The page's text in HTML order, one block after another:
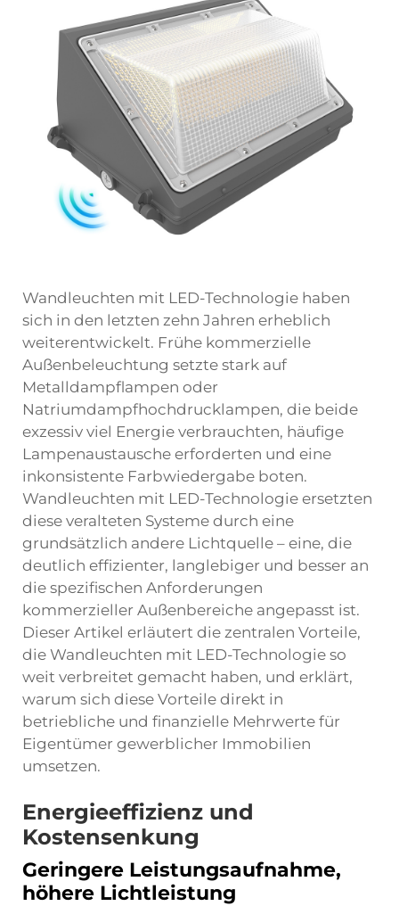
Wandleuchten mit LED-Technologie haben
sich in den letzten zehn Jahren erheblich
weiterentwickelt. Frühe kommerzielle
Außenbeleuchtung setzte stark auf
Metalldampflampen oder
Natriumdampfhochdrucklampen, die beide
exzessiv viel Energie verbrauchten, häufige
Lampenaustausche erforderten und eine
inkonsistente Farbwiedergabe boten.
Wandleuchten mit LED-Technologie ersetzten
diese veralteten Systeme durch eine
grundsätzlich andere Lichtquelle – eine, die
deutlich effizienter, langlebiger und besser an
die spezifischen Anforderungen
kommerzieller Außenbereiche angepasst ist.
Dieser Artikel erläutert die zentralen Vorteile,
die Wandleuchten mit LED-Technologie so
weit verbreitet gemacht haben, und erklärt,
warum sich diese Vorteile direkt in
betriebliche und finanzielle Mehrwerte für
Eigentümer gewerblicher Immobilien
umsetzen.
Energieeffizienz und
Kostensenkung
Geringere Leistungsaufnahme,
höhere Lichtleistung